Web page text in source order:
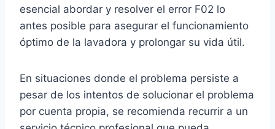
esencial abordar y resolver el error F02 lo
antes posible para asegurar el funcionamiento
óptimo de la lavadora y prolongar su vida útil.
En situaciones donde el problema persiste a
pesar de los intentos de solucionar el problema
por cuenta propia, se recomienda recurrir a un